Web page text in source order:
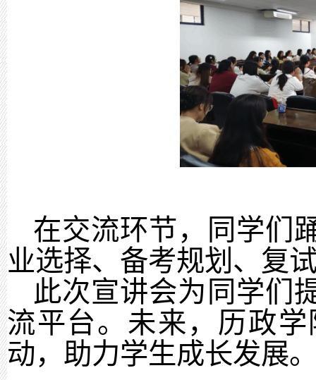
在交流环节，同学们
业选择、备考规划、复
此次宣讲会为同学们
流平台。未来，历政
动，助力学生成长发展